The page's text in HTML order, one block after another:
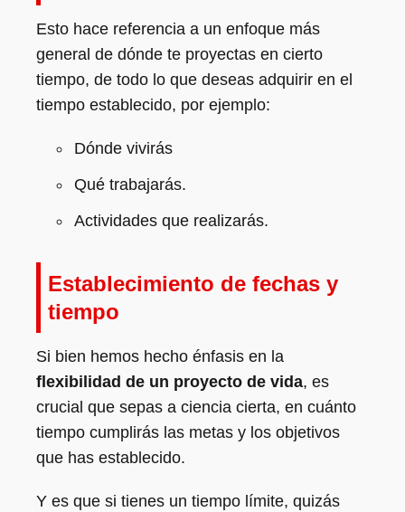
Esto hace referencia a un enfoque más
general de dónde te proyectas en cierto
tiempo, de todo lo que deseas adquirir en el
tiempo establecido, por ejemplo:
Dónde vivirás
Qué trabajarás.
Actividades que realizarás.
Establecimiento de fechas y
tiempo
Si bien hemos hecho énfasis en la
flexibilidad de un proyecto de vida, es
crucial que sepas a ciencia cierta, en cuánto
tiempo cumplirás las metas y los objetivos
que has establecido.
Y es que si tienes un tiempo límite, quizás